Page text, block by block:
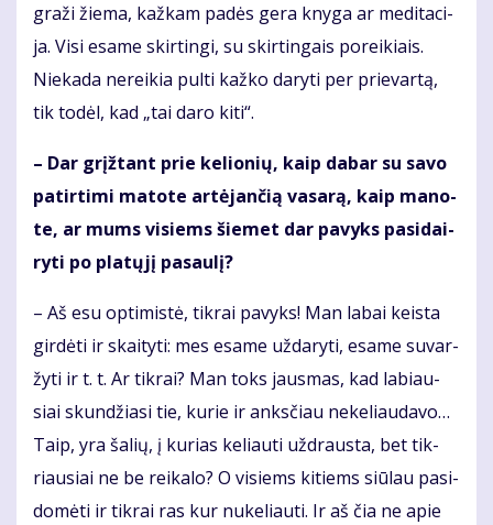
gra­ži žie­ma, kaž­kam pa­dės ge­ra kny­ga ar me­di­ta­ci­
ja. Vi­si esa­me skir­tin­gi, su skir­tin­gais po­rei­kiais.
Nie­ka­da ne­rei­kia pul­ti kaž­ko da­ry­ti per prie­var­tą,
tik to­dėl, kad „tai da­ro ki­ti“.
– Dar grįž­tant prie ke­lio­nių, kaip da­bar su sa­vo
pa­tir­ti­mi ma­to­te ar­tė­jan­čią va­sa­rą, kaip ma­no­
te, ar mums vi­siems šie­met dar pa­vyks pa­si­dai­
ry­ti po pla­tų­jį pa­sau­lį?
– Aš esu op­ti­mis­tė, tik­rai pa­vyks! Man la­bai keis­ta
gir­dė­ti ir skai­ty­ti: mes esa­me už­da­ry­ti, esa­me su­var­
žy­ti ir t. t. Ar tik­rai? Man toks jaus­mas, kad la­biau­
siai skun­džia­si tie, ku­rie ir anks­čiau ne­ke­liau­da­vo…
Taip, yra ša­lių, į ku­rias ke­liau­ti už­draus­ta, bet tik­
riau­siai ne be rei­ka­lo? O vi­siems ki­tiems siū­lau pa­si­
do­mė­ti ir tik­rai ras kur nu­ke­liau­ti. Ir aš čia ne apie